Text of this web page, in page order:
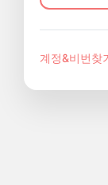
계정&비번찾